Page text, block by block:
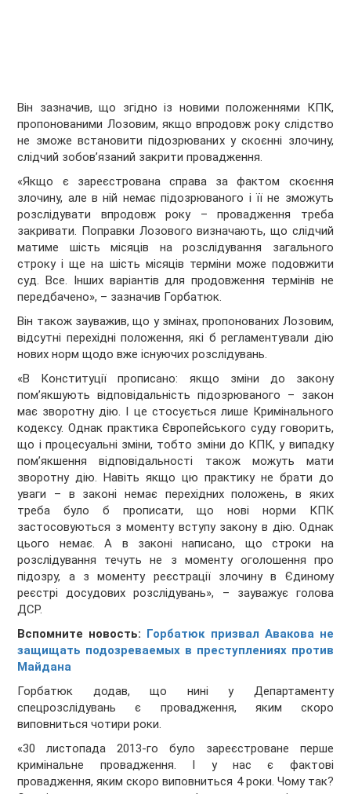
Він зазначив, що згідно із новими положеннями КПК,
пропонованими Лозовим, якщо впродовж року слідство
не зможе встановити підозрюваних у скоєнні злочину,
слідчий зобов’язаний закрити провадження.
«Якщо є зареєстрована справа за фактом скоєння
злочину, але в ній немає підозрюваного і її не зможуть
розслідувати впродовж року – провадження треба
закривати. Поправки Лозового визначають, що слідчий
матиме шість місяців на розслідування загального
строку і ще на шість місяців терміни може подовжити
суд. Все. Інших варіантів для продовження термінів не
передбачено», – зазначив Горбатюк.
Він також зауважив, що у змінах, пропонованих Лозовим,
відсутні перехідні положення, які б регламентували дію
нових норм щодо вже існуючих розслідувань.
«В Конституції прописано: якщо зміни до закону
пом’якшують відповідальність підозрюваного – закон
має зворотну дію. І це стосується лише Кримінального
кодексу. Однак практика Європейського суду говорить,
що і процесуальні зміни, тобто зміни до КПК, у випадку
пом’якшення відповідальності також можуть мати
зворотну дію. Навіть якщо цю практику не брати до
уваги – в законі немає перехідних положень, в яких
треба було б прописати, що нові норми КПК
застосовуються з моменту вступу закону в дію. Однак
цього немає. А в законі написано, що строки на
розслідування течуть не з моменту оголошення про
підозру, а з моменту реєстрації злочину в Єдиному
реєстрі досудових розслідувань», – зауважує голова
ДСР.
Вспомните новость: Горбатюк призвал Авакова не
защищать подозреваемых в преступлениях против
Майдана
Горбатюк додав, що нині у Департаменту
спецрозслідувань є провадження, яким скоро
виповниться чотири роки.
«30 листопада 2013-го було зареєстроване перше
кримінальне провадження. І у нас є фактові
провадження, яким скоро виповниться 4 роки. Чому так?